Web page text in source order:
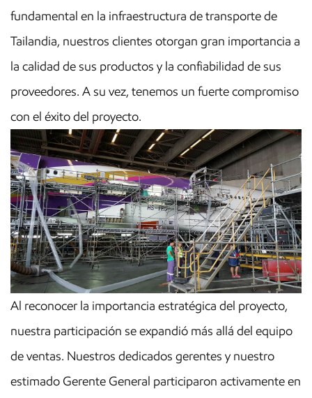
fundamental en la infraestructura de transporte de
Tailandia, nuestros clientes otorgan gran importancia a
la calidad de sus productos y la confiabilidad de sus
proveedores. A su vez, tenemos un fuerte compromiso
con el éxito del proyecto.
Al reconocer la importancia estratégica del proyecto,
nuestra participación se expandió más allá del equipo
de ventas. Nuestros dedicados gerentes y nuestro
estimado Gerente General participaron activamente en